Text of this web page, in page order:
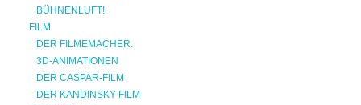
BÜHNENLUFT!
FILM
DER FILMEMACHER.
3D-ANIMATIONEN
DER CASPAR-FILM
DER KANDINSKY-FILM